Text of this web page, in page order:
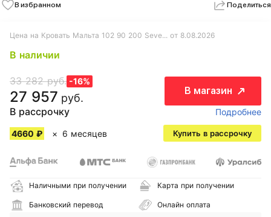
В избранном Поделиться
Цена на Кровать Мальта 102 90 200 Seve... от 8.08.2026
В наличии
33 282 руб. -16%
27 957 руб.
В магазин
В рассрочку Подробнее
4660 ₽ 6 месяцев Купить в рассрочку
Наличными при получении Карта при получении
Банковский перевод Онлайн оплата